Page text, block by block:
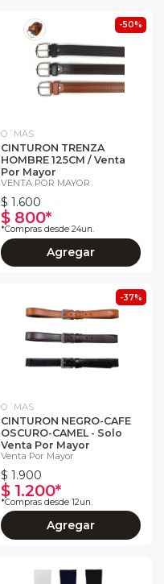
-50%
O´MAS
CINTURON TRENZA
HOMBRE 125CM / Venta
Por Mayor
VENTA POR MAYOR
$ 1.600
$ 800*
*Compras desde 24un.
Agregar
-37%
O´MAS
CINTURON NEGRO-CAFE
OSCURO-CAMEL - Solo
Venta Por Mayor
Venta Por Mayor
$ 1.900
$ 1.200*
*Compras desde 12un.
Agregar